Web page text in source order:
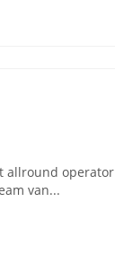
allround
van...